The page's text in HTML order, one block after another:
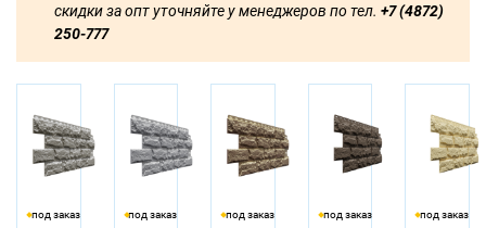
скидки за опт уточняйте у менеджеров по тел. +7 (4872)
250-777
под заказ под заказ под заказ под заказ под заказ